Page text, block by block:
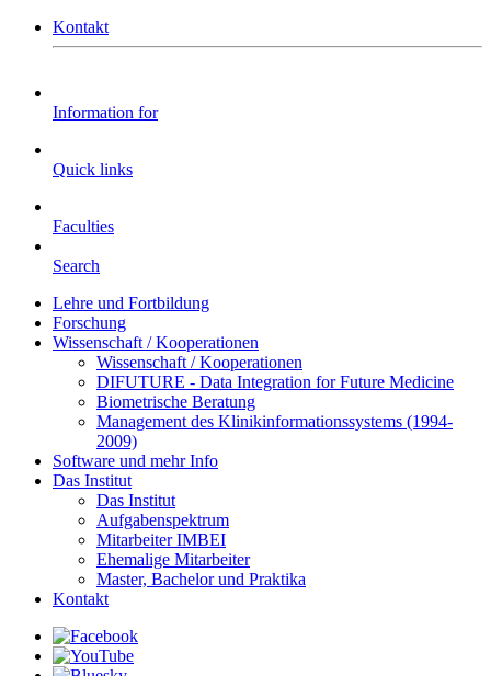
Kontakt
Information for
Quick links
Faculties
Search
Lehre und Fortbildung
Forschung
Wissenschaft / Kooperationen
Wissenschaft / Kooperationen
DIFUTURE - Data Integration for Future Medicine
Biometrische Beratung
Management des Klinikinformationssystems (1994-
2009)
Software und mehr Info
Das Institut
Das Institut
Aufgabenspektrum
Mitarbeiter IMBEI
Ehemalige Mitarbeiter
Master, Bachelor und Praktika
Kontakt